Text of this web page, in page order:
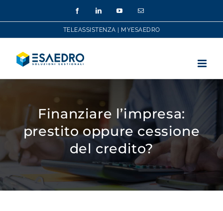
FacebookLinkedInYouTubeEmail
TELEASSISTENZA MYESAEDRO
Finanziare l’impresa:
prestito oppure cessione
del credito?